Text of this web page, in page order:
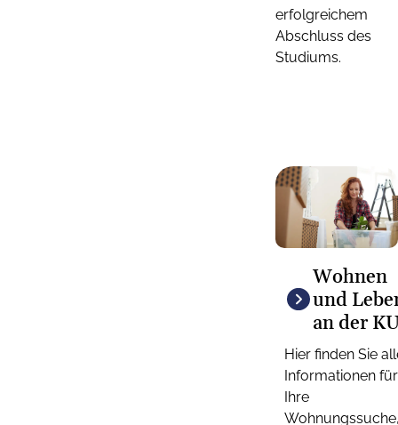
erfolgreichem
Abschluss des
Studiums.
Wohnen
und
an der
Hier finden Sie
Informationen für
Ihre